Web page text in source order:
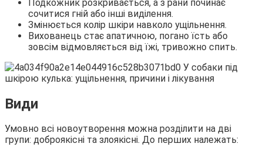
Подкожник розкривається, а з рани починає
сочитися гній або інші виділення.
Змінюється колір шкіри навколо ущільнення.
Вихованець стає апатичною, погано їсть або
зовсім відмовляється від їжі, тривожно спить.
Види
Умовно всі новоутворення можна розділити на дві
групи: доброякісні та злоякісні. До перших належать: